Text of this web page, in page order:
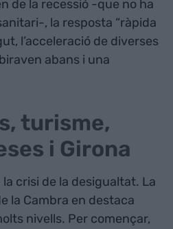
de la recessió -que no ha
, la resposta “ràpida
l’acceleració de diverses
abans i una
turisme,
i Girona
crisi de la desigualtat. La
la Cambra en destaca
nivells. Per començar,